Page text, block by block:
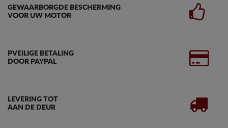
GEWAARBORGDE BESCHERMING
VOOR UW MOTOR
PVEILIGE BETALING
DOOR PAYPAL
LEVERING TOT
AAN DE DEUR